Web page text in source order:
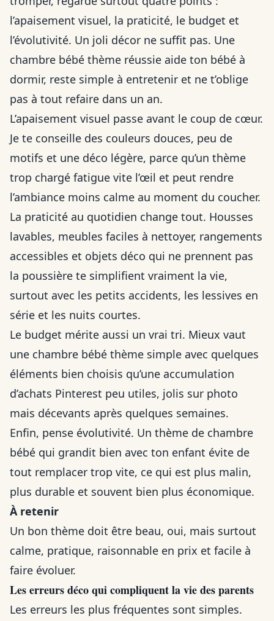
l’apaisement visuel, la praticité, le budget et
l’évolutivité. Un joli décor ne suffit pas. Une
chambre bébé thème réussie aide ton bébé à
dormir, reste simple à entretenir et ne t’oblige
pas à tout refaire dans un an.
L’apaisement visuel passe avant le coup de cœur.
Je te conseille des couleurs douces, peu de
motifs et une déco légère, parce qu’un thème
trop chargé fatigue vite l’œil et peut rendre
l’ambiance moins calme au moment du coucher.
La praticité au quotidien change tout. Housses
lavables, meubles faciles à nettoyer, rangements
accessibles et objets déco qui ne prennent pas
la poussière te simplifient vraiment la vie,
surtout avec les petits accidents, les lessives en
série et les nuits courtes.
Le budget mérite aussi un vrai tri. Mieux vaut
une chambre bébé thème simple avec quelques
éléments bien choisis qu’une accumulation
d’achats Pinterest peu utiles, jolis sur photo
mais décevants après quelques semaines.
Enfin, pense évolutivité. Un thème de chambre
bébé qui grandit bien avec ton enfant évite de
tout remplacer trop vite, ce qui est plus malin,
plus durable et souvent bien plus économique.
À retenir
Un bon thème doit être beau, oui, mais surtout
calme, pratique, raisonnable en prix et facile à
faire évoluer.
Les erreurs déco qui compliquent la vie des parents
Les erreurs les plus fréquentes sont simples.